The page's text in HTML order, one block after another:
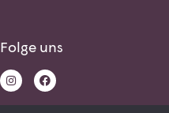
Folge uns